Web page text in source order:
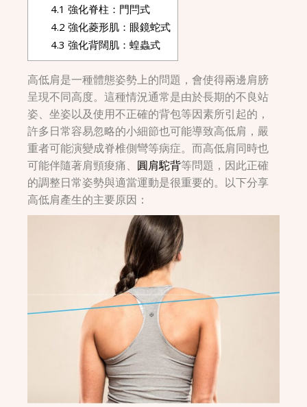
4.1 強化脊柱：門閂式
4.2 強化菱形肌：眼鏡蛇式
4.3 強化背闊肌：蝗蟲式
高低肩是一種體態姿勢上的問題，會使得兩邊肩膀
呈現不同高度。這種情況通常是由於長期的不良站
姿、坐姿以及使用不正確的背包等因素所引起的，
許多日常容易忽略的小細節也可能導致高低肩，嚴
重者可能演變成脊椎側彎等病症。而高低肩同時也
可能伴隨著肩頸痠痛、 圓肩駝背等問題，因此正確
的調整日常姿勢與適當運動是很重要的。以下分享
高低肩產生的主要原因：